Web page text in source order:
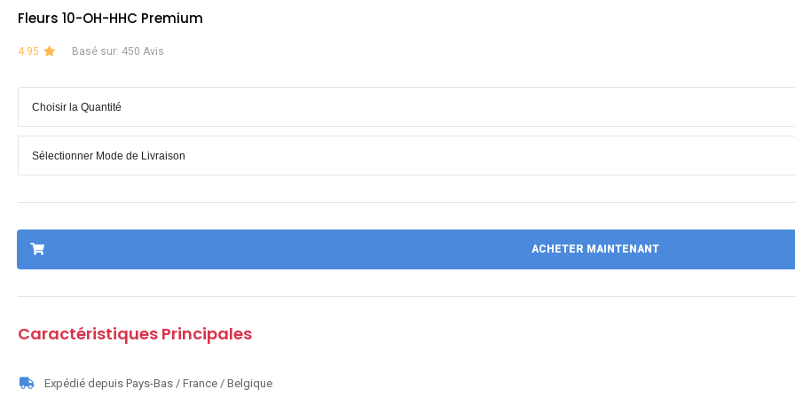
Fleurs 10-OH-HHC Premium
4.95 Basé sur: 450 Avis
ACHETER MAINTENANT
Caractéristiques Principales
Expédié depuis Pays-Bas / France / Belgique